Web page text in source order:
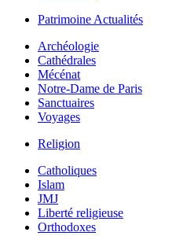
Patrimoine Actualités
Archéologie
Cathédrales
Mécénat
Notre-Dame de Paris
Sanctuaires
Voyages
Religion
Catholiques
Islam
JMJ
Liberté religieuse
Orthodoxes